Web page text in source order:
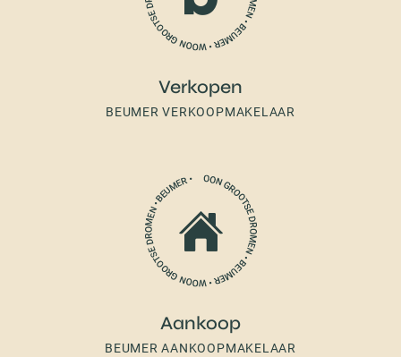
Verkopen
BEUMER VERKOOPMAKELAAR
Aankoop
BEUMER AANKOOPMAKELAAR